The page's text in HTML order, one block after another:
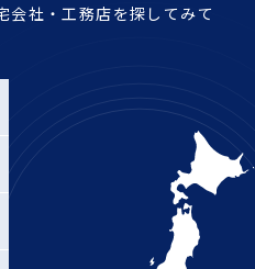
会社・工務店を探してみて